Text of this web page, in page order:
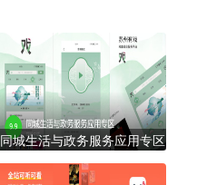
同城生活与政务服务应用专区